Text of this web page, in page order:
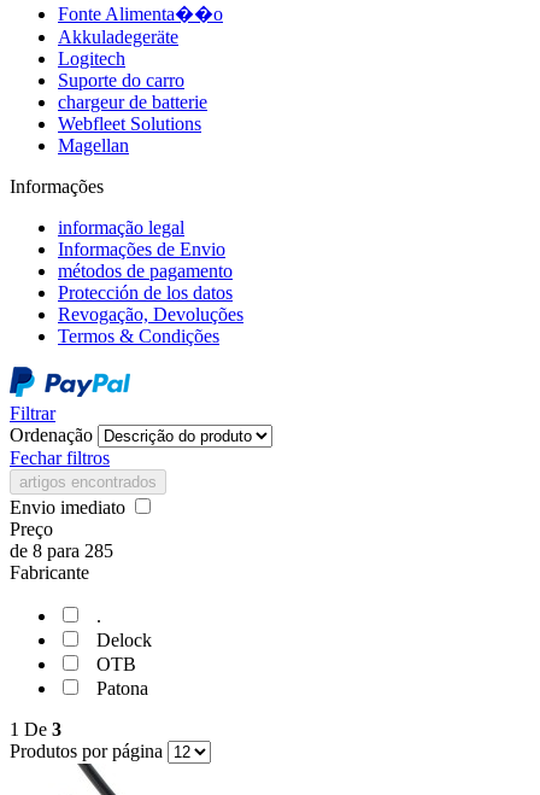
Fonte Alimenta��o
Akkuladegeräte
Logitech
Suporte do carro
chargeur de batterie
Webfleet Solutions
Magellan
Informações
informação legal
Informações de Envio
métodos de pagamento
Protección de los datos
Revogação, Devoluções
Termos & Condições
Filtrar
Ordenação
Fechar filtros
artigos encontrados
Envio imediato
Preço
de 8 para 285
Fabricante
.
Delock
OTB
Patona
1 De 3
Produtos por página